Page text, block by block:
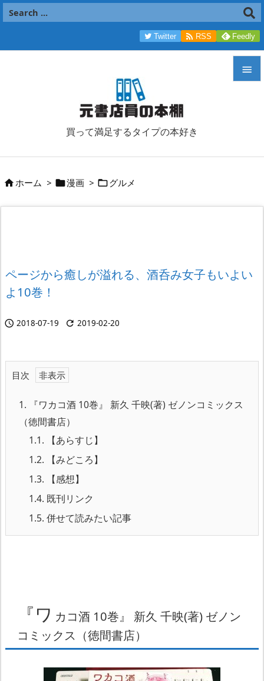
買って満足するタイプの本好き


次へ
Twitter  RSS Feedly
ホーム > 漫画 > グルメ
ページから癒しが溢れる、酒呑み女子もいよい
よ10巻！
 2018-07-19  2019-02-20
目次
1. 『ワカコ酒 10巻』 新久 千映(著) ゼノンコミックス
（徳間書店）
1.1. 【あらすじ】
1.2. 【みどころ】
1.3. 【感想】
1.4. 既刊リンク
1.5. 併せて読みたい記事
『ワ カコ酒 10巻』 新久 千映(著) ゼノン
コミックス（徳間書店）